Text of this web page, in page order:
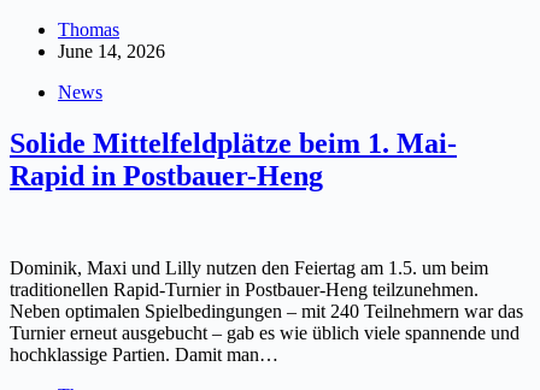
Thomas
June 14, 2026
News
Solide Mittelfeldplätze beim 1. Mai-
Rapid in Postbauer-Heng
Dominik, Maxi und Lilly nutzen den Feiertag am 1.5. um beim
traditionellen Rapid-Turnier in Postbauer-Heng teilzunehmen.
Neben optimalen Spielbedingungen – mit 240 Teilnehmern war das
Turnier erneut ausgebucht – gab es wie üblich viele spannende und
hochklassige Partien. Damit man…